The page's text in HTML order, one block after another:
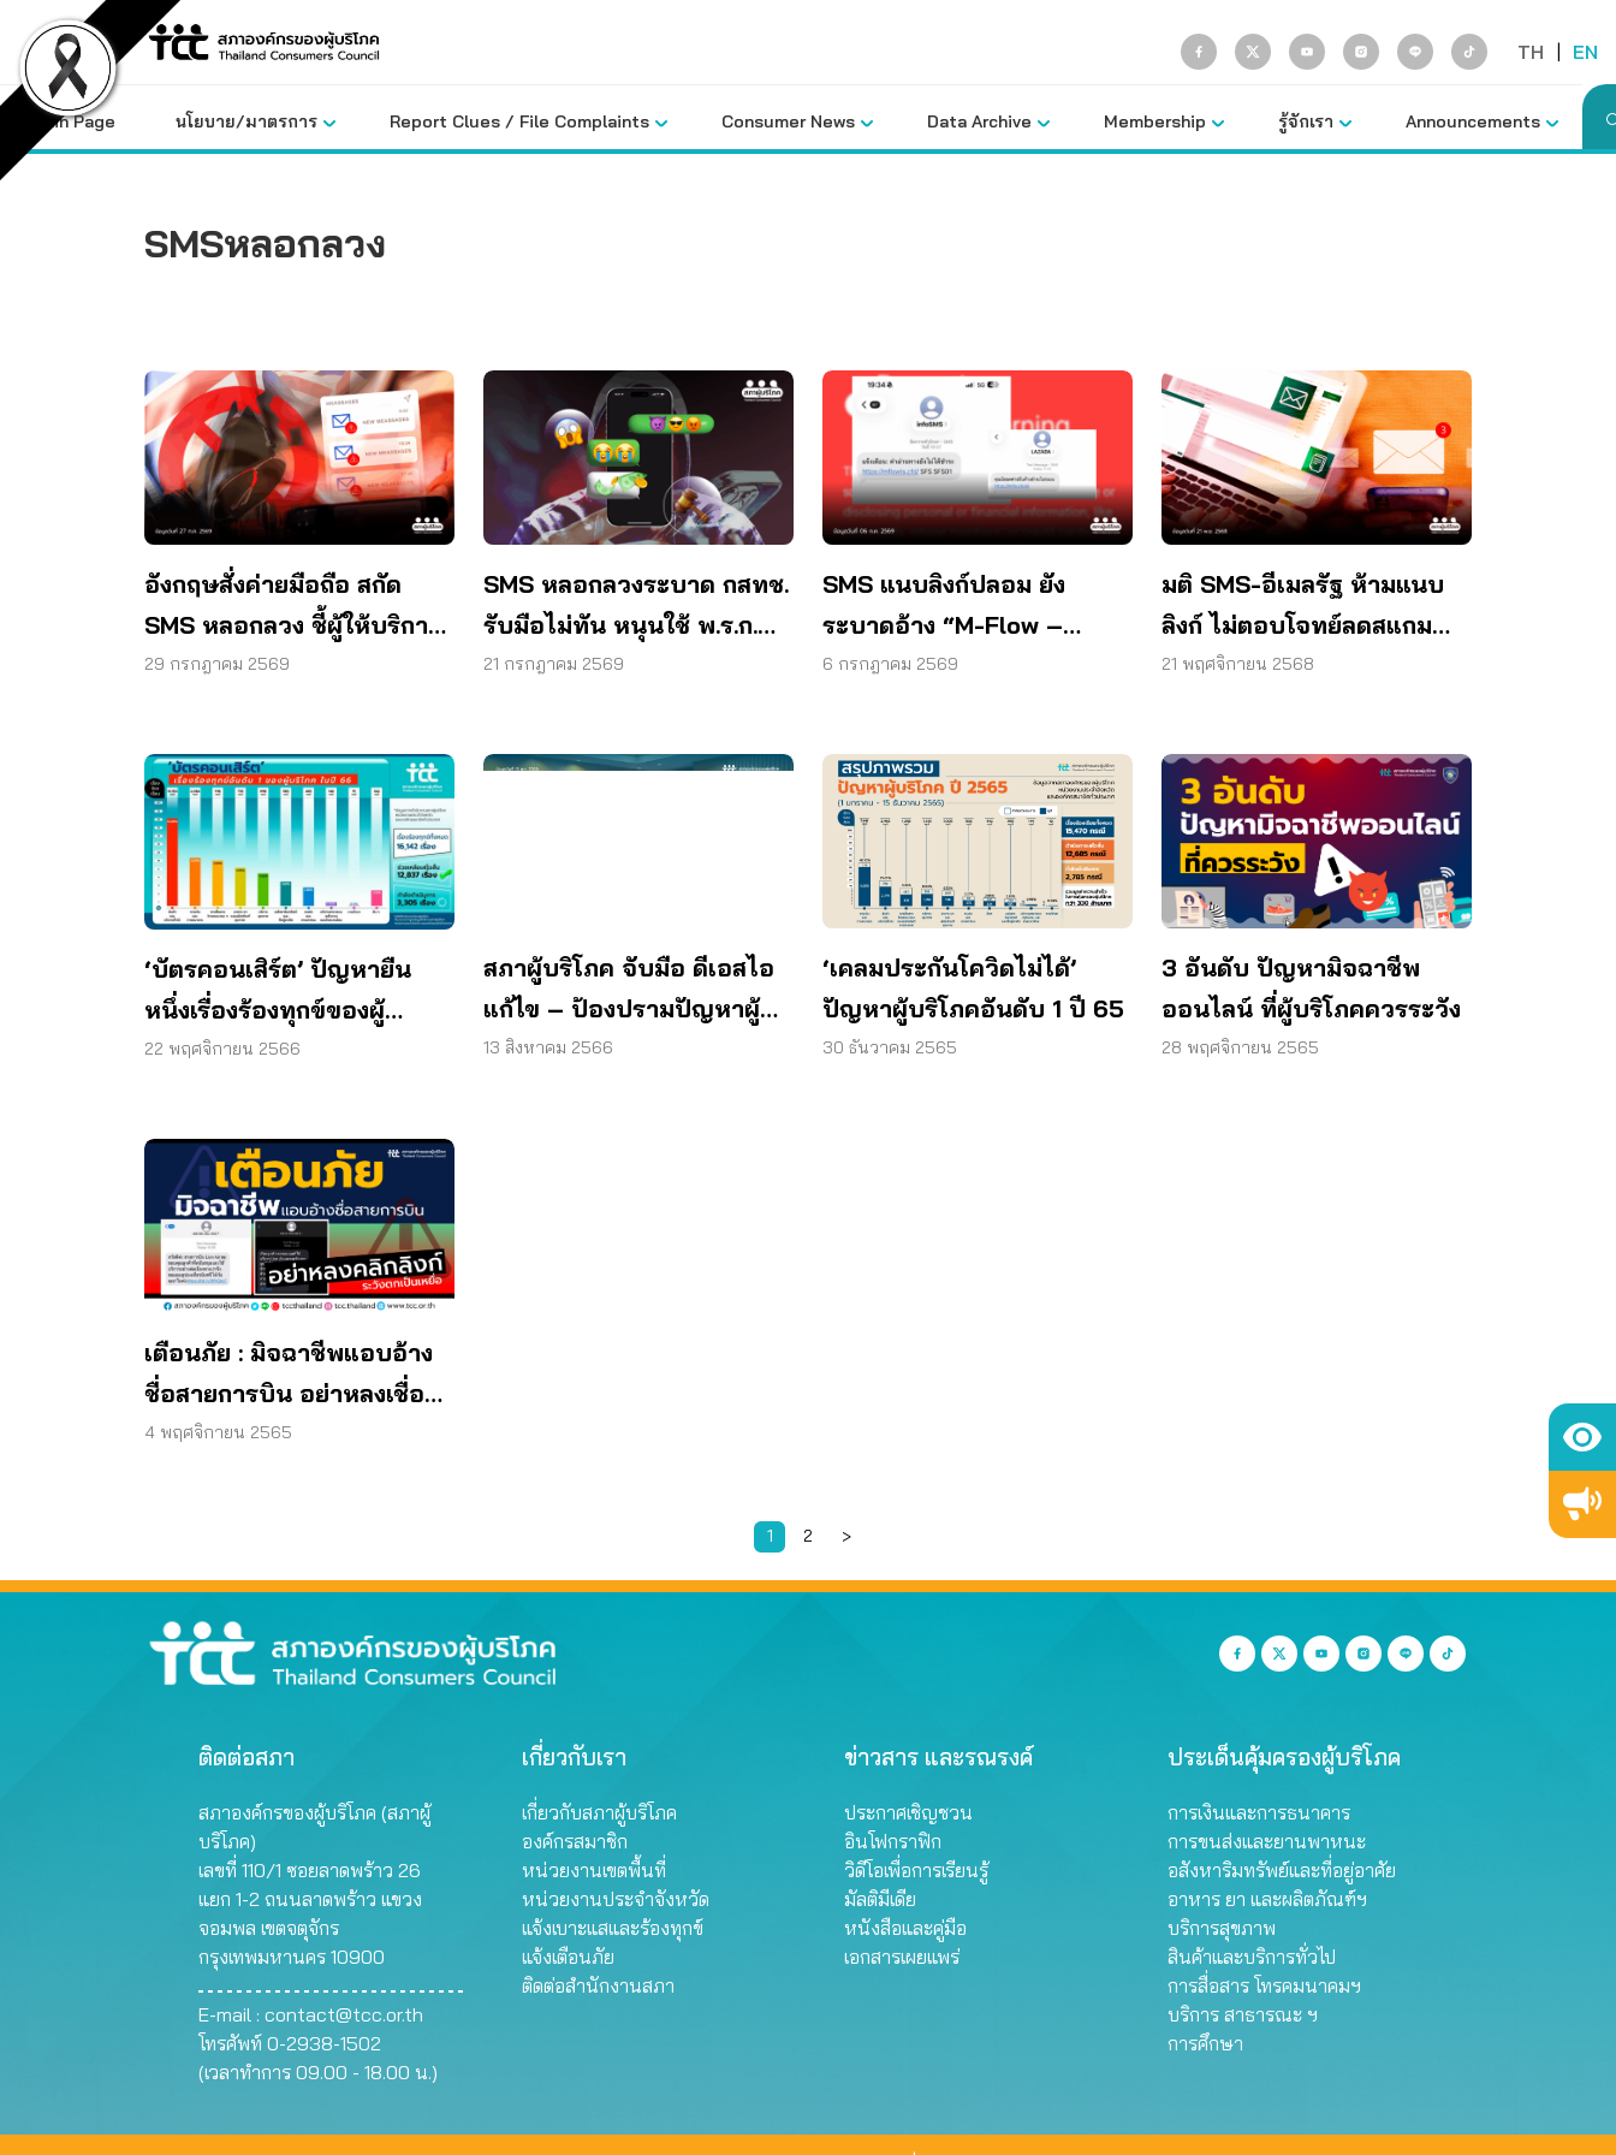
content
TH | EN
Main Page นโยบาย/มาตรการ Report Clues / File Complaints Consumer News Data Archive Membership รู้จักเรา Announcements
SMSหลอกลวง
อังกฤษสั่งค่ายมือถือ สกัด
SMS หลอกลวง ชี้ผู้ให้บริการ
ต้องร่วมรับผิด
29 กรกฎาคม 2569
SMS หลอกลวงระบาด กสทช.
รับมือไม่ทัน หนุนใช้ พ.ร.ก.
ไซเบอร์ เข้มข้น
21 กรกฎาคม 2569
SMS แนบลิงก์ปลอม ยัง
ระบาดอ้าง “M-Flow –
Lazada” จี้ กสทช.-ค่ายมือถือ
6 กรกฎาคม 2569
มติ SMS-อีเมลรัฐ ห้ามแนบ
ลิงก์ ไม่ตอบโจทย์ลดสแกม
ทั้งหมด ต้องเร่งเสริมความรู้
21 พฤศจิกายน 2568
‘บัตรคอนเสิร์ต’ ปัญหายืน
หนึ่งเรื่องร้องทุกข์ของผู้
บริโภค ในปี 66
22 พฤศจิกายน 2566
สภาผู้บริโภค จับมือ ดีเอสไอ
แก้ไข – ป้องปรามปัญหาผู้
บริโภค
13 สิงหาคม 2566
‘เคลมประกันโควิดไม่ได้’
ปัญหาผู้บริโภคอันดับ 1 ปี 65
30 ธันวาคม 2565
3 อันดับ ปัญหามิจฉาชีพ
ออนไลน์ ที่ผู้บริโภคควรระวัง
28 พฤศจิกายน 2565
เตือนภัย : มิจฉาชีพแอบอ้าง
ชื่อสายการบิน อย่าหลงเชื่อ
คลิกลิงก์!
4 พฤศจิกายน 2565
1 2 >
ติดต่อสภา
สภาองค์กรของผู้บริโภค (สภาผู้
บริโภค)
เลขที่ 110/1 ซอยลาดพร้าว 26
แยก 1-2 ถนนลาดพร้าว แขวง
จอมพล เขตจตุจักร
กรุงเทพมหานคร 10900
E-mail : contact@tcc.or.th
โทรศัพท์ 0-2938-1502
(เวลาทำการ 09.00 - 18.00 น.)
เกี่ยวกับเรา
เกี่ยวกับสภาผู้บริโภค
องค์กรสมาชิก
หน่วยงานเขตพื้นที่
หน่วยงานประจำจังหวัด
แจ้งเบาะแสและร้องทุกข์
แจ้งเตือนภัย
ติดต่อสำนักงานสภา
ข่าวสาร และรณรงค์
ประกาศเชิญชวน
อินโฟกราฟิก
วิดีโอเพื่อการเรียนรู้
มัลติมีเดีย
หนังสือและคู่มือ
เอกสารเผยแพร่
ประเด็นคุ้มครองผู้บริโภค
การเงินและการธนาคาร
การขนส่งและยานพาหนะ
อสังหาริมทรัพย์และที่อยู่อาศัย
อาหาร ยา และผลิตภัณฑ์ฯ
บริการสุขภาพ
สินค้าและบริการทั่วไป
การสื่อสาร โทรคมนาคมฯ
บริการ สาธารณะ ฯ
การศึกษา